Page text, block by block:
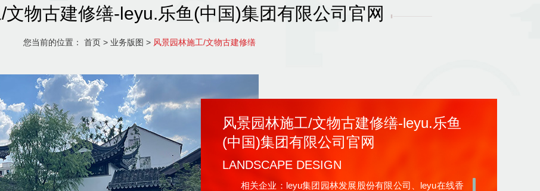
文物古建修缮-leyu.乐鱼(中国)集团有限公司官网
您当前的位置： 首页 > 业务版图 > 风景园林施工/文物古建修缮
风景园林施工/文物古建修缮-leyu.乐鱼
(中国)集团有限公司官网
LANDSCAPE DESIGN
相关企业：leyu集团园林发展股份有限公司、leyu在线香